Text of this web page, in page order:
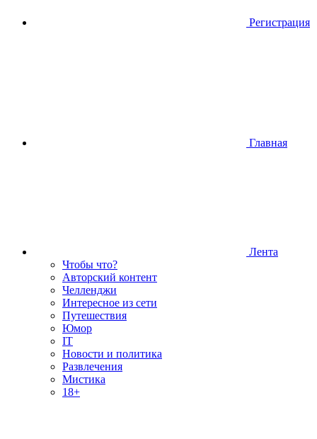
Регистрация
Главная
Лента
Чтобы что?
Авторский контент
Челленджи
Интересное из сети
Путешествия
Юмор
IT
Новости и политика
Развлечения
Мистика
18+